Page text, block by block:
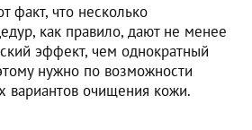
факт, что несколько
как правило, дают не менее
эффект, чем однократный
нужно по возможности
вариантов очищения кожи.